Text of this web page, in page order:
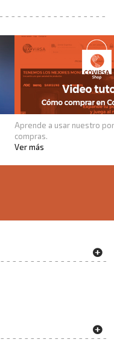
Aprende a usar nuestro
compras.
Ver más